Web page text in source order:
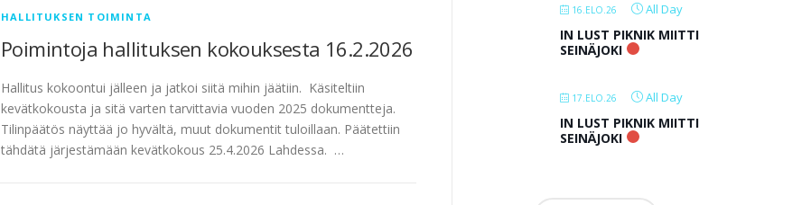
HALLITUKSEN TOIMINTA
Poimintoja hallituksen kokouksesta 16.2.2026
Hallitus kokoontui jälleen ja jatkoi siitä mihin jäätiin. Käsiteltiin
kevätkokousta ja sitä varten tarvittavia vuoden 2025 dokumentteja.
Tilinpäätös näyttää jo hyvältä, muut dokumentit tuloillaan. Päätettiin
tähdätä järjestämään kevätkokous 25.4.2026 Lahdessa. …
16.ELO.26 All Day
IN LUST PIKNIK MIITTI
SEINÄJOKI
17.ELO.26 All Day
IN LUST PIKNIK MIITTI
SEINÄJOKI